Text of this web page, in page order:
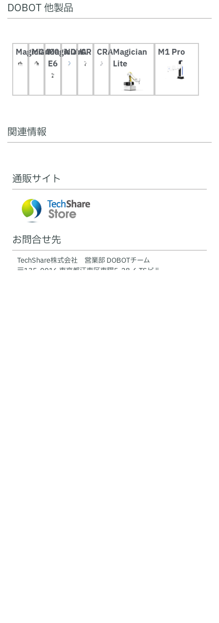
DOBOT 他製品
Magician
MG400Magician
E6
NOVACR CRAMagician
Lite
M1 Pro
関連情報
通販サイト
お問合せ先
TechShare株式会社 営業部 DOBOTチーム
〒135-0016 東京都江東区東陽5-28-6 TSビル